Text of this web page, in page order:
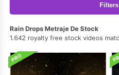
Filters
Rain Drops Metraje De Stock
1.642 royalty free stock videos